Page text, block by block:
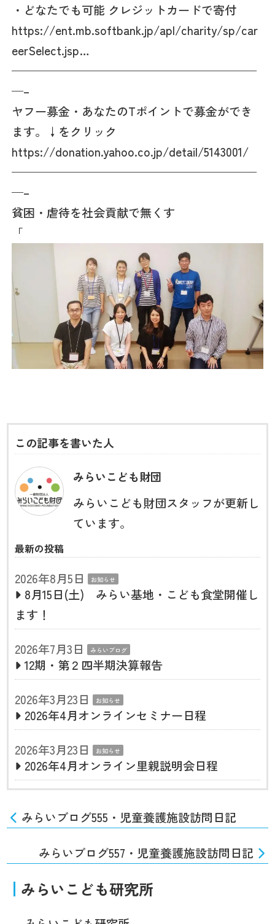
・どなたでも可能 クレジットカードで寄付
https://ent.mb.softbank.jp/apl/charity/sp/car
eerSelect.jsp…
—————————————————————
—–
ヤフー募金・あなたのTポイントで募金ができ
ます。↓をクリック
https://donation.yahoo.co.jp/detail/5143001/
—————————————————————
—–
貧困・虐待を社会貢献で無くす
「
この記事を書いた人
みらいこども財団
みらいこども財団スタッフが更新し
ています。
最新の投稿
2026年8月5日 お知らせ
8月15日(土) みらい基地・こども食堂開催し
ます！
2026年7月3日
みらいブログ
12期・第２四半期決算報告
2026年3月23日
お知らせ
2026年4月オンラインセミナー日程
2026年3月23日
お知らせ
2026年4月オンライン里親説明会日程
みらいブログ555・児童養護施設訪問日記
みらいブログ557・児童養護施設訪問日記
みらいこども研究所